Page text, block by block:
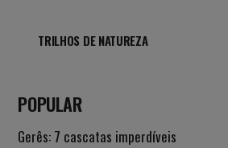
TRILHOS DE NATUREZA
POPULAR
Gerês: 7 cascatas imperdíveis